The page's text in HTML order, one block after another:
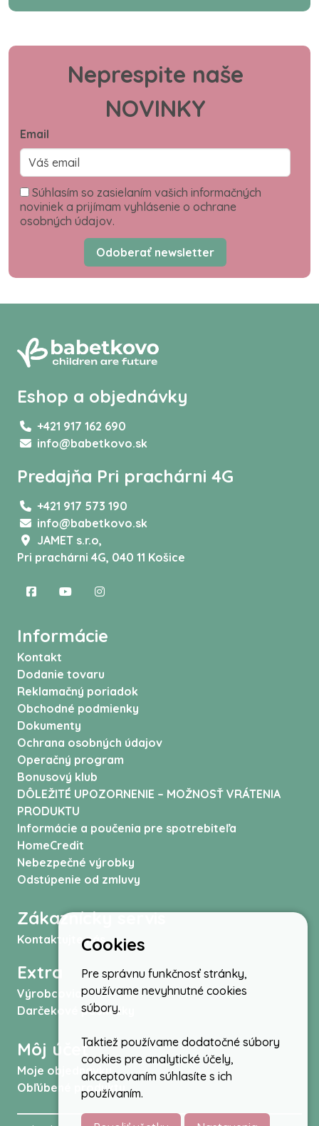
Neprespite naše
NOVINKY
Email
Súhlasím so zasielaním vašich informačných
noviniek a prijímam vyhlásenie o ochrane
osobných údajov.
Odoberať newsletter
Eshop a objednávky
+421 917 162 690
info@babetkovo.sk
Predajňa Pri prachárni 4G
+421 917 573 190
info@babetkovo.sk
JAMET s.r.o,
Pri prachárni 4G, 040 11 Košice
Informácie
Kontakt
Dodanie tovaru
Reklamačný poriadok
Obchodné podmienky
Dokumenty
Ochrana osobných údajov
Operačný program
Bonusový klub
DÔLEŽITÉ UPOZORNENIE – MOŽNOSŤ VRÁTENIA
PRODUKTU
Informácie a poučenia pre spotrebiteľa
HomeCredit
Nebezpečné výrobky
Odstúpenie od zmluvy
Zákaznícky servis
Kontaktujte nás
Extra
Výrobcovia
Darčekové poukážky
Môj účet
Moje objednávky
Obľúbené produkty
Cookies
Pre správnu funkčnosť stránky,
používame nevyhnutné cookies
súbory.
Taktiež používame dodatočné súbory
cookies pre analytické účely,
akceptovaním súhlasíte s ich
používaním.